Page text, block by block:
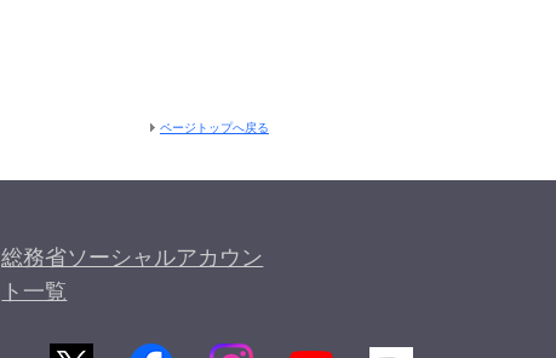
ページトップへ戻る
総務省ソーシャルアカウン
ト一覧